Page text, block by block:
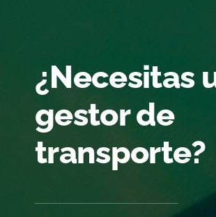
¿Necesitas
gestor de
transporte?